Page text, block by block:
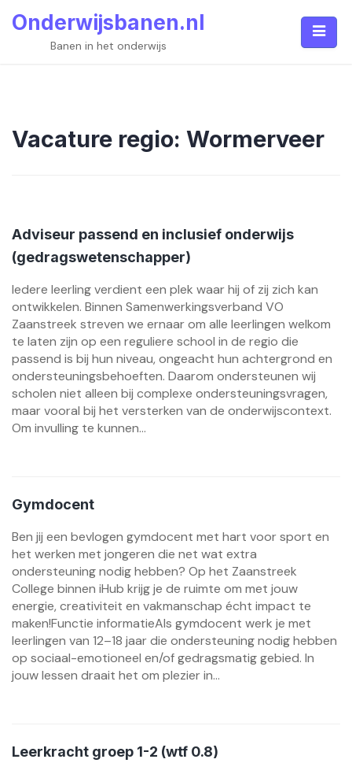
Onderwijsbanen.nl
Banen in het onderwijs
Vacature regio: Wormerveer
Adviseur passend en inclusief onderwijs
(gedragswetenschapper)
Iedere leerling verdient een plek waar hij of zij zich kan
ontwikkelen. Binnen Samenwerkingsverband VO
Zaanstreek streven we ernaar om alle leerlingen welkom
te laten zijn op een reguliere school in de regio die
passend is bij hun niveau, ongeacht hun achtergrond en
ondersteuningsbehoeften. Daarom ondersteunen wij
scholen niet alleen bij complexe ondersteuningsvragen,
maar vooral bij het versterken van de onderwijscontext.
Om invulling te kunnen...
Gymdocent
Ben jij een bevlogen gymdocent met hart voor sport en
het werken met jongeren die net wat extra
ondersteuning nodig hebben? Op het Zaanstreek
College binnen iHub krijg je de ruimte om met jouw
energie, creativiteit en vakmanschap écht impact te
maken!Functie informatieAls gymdocent werk je met
leerlingen van 12–18 jaar die ondersteuning nodig hebben
op sociaal-emotioneel en/of gedragsmatig gebied. In
jouw lessen draait het om plezier in...
Leerkracht groep 1-2 (wtf 0.8)